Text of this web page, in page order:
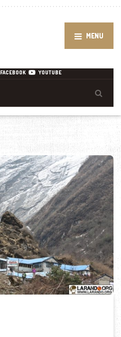
MENU
FACEBOOK YOUTUBE